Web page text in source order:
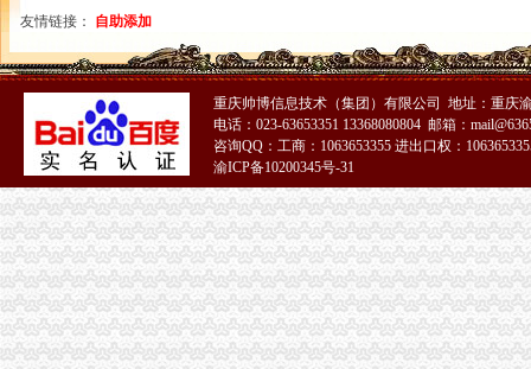
石柱县工商局六项措施加强种子市一元注册公司场监管
大渡口区工商分局如何一元钱办公司采取有效措施构建执法监管平台
合川局重庆0元注册公司掀起建设社会主义新农村宣传服务热潮
市局市场处深度参与重庆观农贸农产品物流中心“十一五”重庆免费注册公司规划
璧山县工商局贯彻落实全市1元注册公司食品安全监管工作会精神
高新区分局开展“更新观念”0元注册公司大讨论探讨信用信息化建设新思路
万州高笋塘工商所七大措施抓执法办案工作
九龙坡局重庆一元注册公司围绕中梁山地区特色产业狠抓订单农业
高新区工商分局七项措施贯彻落实全市如何一元钱办公司食品安全监管工作会
江北区工商分局重庆免费注册公司新班子围绕2006年目标提出三点工作思路
武隆县工商局1元注册公司六项措施为开展校园周边环境专项整治护好航
巴南局接龙工商所五项措施规范种子市一元注册公司场经营秩序
高新园工商分局积极建立“阳光政务”重庆0元注册公司提高收费执法工作透明度
綦江局重庆免费注册公司五项措施规范收费执法行为
友情链接： 自助添加
重庆帅博信息技术（集团）有限公司 地址：重庆
电话：023-63653351 13368080804 邮箱：
咨询QQ：工商：1063653355 进出口权：
渝ICP备10200345号-31